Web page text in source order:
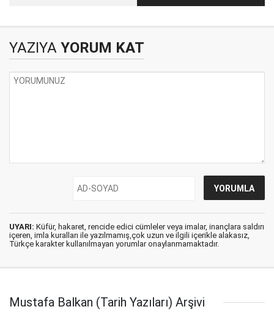
MÜBAREK OLA
YAZIYA YORUM KAT
UYARI: Küfür, hakaret, rencide edici cümleler veya imalar, inançlara saldırı
içeren, imla kuralları ile yazılmamış,çok uzun ve ilgili içerikle alakasız,
Türkçe karakter kullanılmayan yorumlar onaylanmamaktadır.
Mustafa Balkan (Tarih Yazıları) Arşivi